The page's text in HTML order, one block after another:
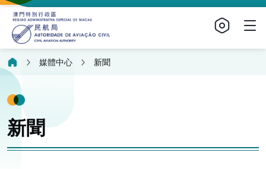
媒體中心 新聞
新聞